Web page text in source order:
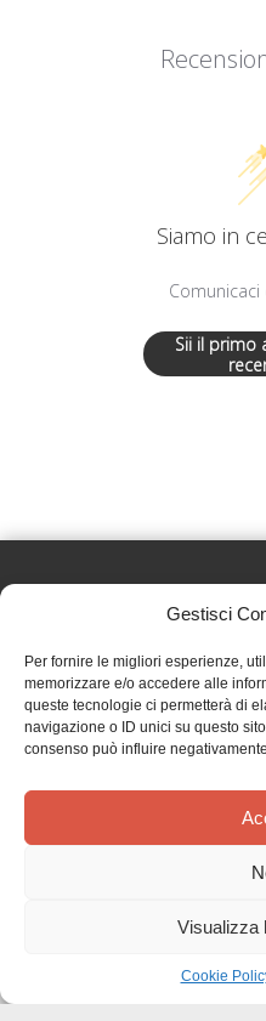
Gestisci
Per fornire le migliori esperienze,
memorizzare e/o accedere alle
queste tecnologie ci permetterà di
navigazione o ID unici su questo
consenso può influire
Visualizza
Cookie
Siamo in
Sii il primo
Effatà Editrice di Pellegrino
C.F. e P.IVA 09655250018
Via Tre Denti, 1 - 10060
Telefono: (+39) 0121